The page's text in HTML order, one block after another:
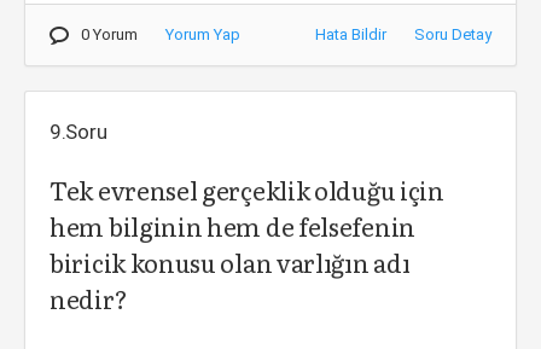
0 Yorum Yorum Yap Hata Bildir Soru Detay
9.Soru
Tek evrensel gerçeklik olduğu için
hem bilginin hem de felsefenin
biricik konusu olan varlığın adı
nedir?